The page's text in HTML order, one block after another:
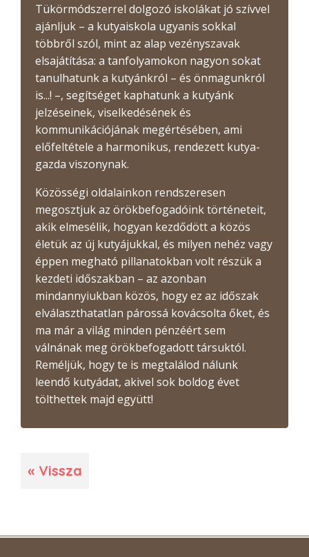
Tükörmódszerrel dolgozó iskolákat jó szívvel
ajánljuk – a kutyaiskola ugyanis sokkal
többről szól, mint az alap vezényszavak
elsajátítása: a tanfolyamokon nagyon sokat
tanulhatunk a kutyánkról – és önmagunkról
is...! –, segítséget kaphatunk a kutyánk
jelzéseinek, viselkedésének és
kommunikációjának megértésében, ami
előfeltétele a harmonikus, rendezett kutya-
gazda viszonynak.
Közösségi oldalainkon rendszeresen
megosztjuk az örökbefogadóink történeteit,
akik elmesélik, hogyan kezdődött a közös
életük az új kutyájukkal, és milyen nehéz vagy
éppen megható pillanatokban volt részük a
kezdeti időszakban – az azonban
mindannyiukban közös, hogy ez az időszak
elválaszthatatlan párossá kovácsolta őket, és
ma már a világ minden pénzéért sem
válnának meg örökbefogadott társuktól.
Reméljük, hogy te is megtalálod nálunk
leendő kutyádat, akivel sok boldog évet
tölthettek majd együtt!
« Vissza